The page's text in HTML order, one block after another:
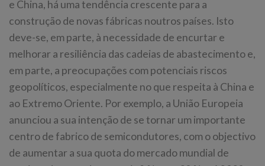
e China, há uma tendência crescente para a
construção de novas fábricas noutros países. Isto
deve-se, em parte, à necessidade de encurtar e
melhorar a resiliência das cadeias de abastecimento e,
em parte, a preocupações com potenciais riscos
geopolíticos, especialmente no que respeita à China e
ao Extremo Oriente. Por exemplo, a União Europeia
anunciou a sua intenção de se tornar um importante
centro de fabrico de semicondutores, com o objectivo
de aumentar a sua quota do mercado mundial de